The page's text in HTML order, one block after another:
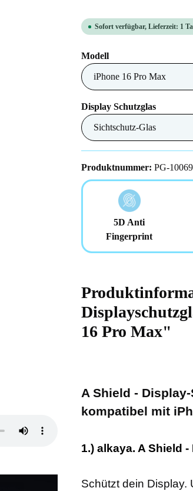
Sofort verfügbar, Lieferzeit: 1
Modellauswählen
Display Schutzglas
Produktnummer: PG-10069
5D Anti
Fingerprint
16 Pro Max"
A Shield -
kompatibel mit
1.) alkaya. A Shield
Schützt dein Display.